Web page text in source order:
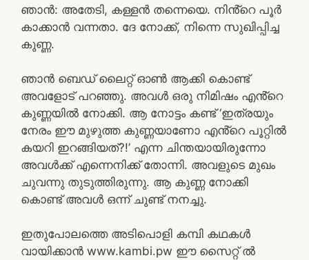
ഞാൻ: അതേടി, കള്ളൻ തന്നെയെ. നിൻ്റെ പൂർ
കാക്കാൻ വന്നതാ. ദേ നോക്ക്, നിന്നെ സുഖിപ്പിച്ച
കുണ്ണ.
ഞാൻ ബെഡ് ലൈറ്റ് ഓൺ ആക്കി കൊണ്ട്
അവളോട് പറഞ്ഞു. അവൾ ഒരു നിമിഷം എൻ്റെ
കുണ്ണയിൽ നോക്കി. ആ നോട്ടം കണ്ട് ‘ഇത്രയും
നേരം ഈ മുഴുത്ത കുണ്ണയാണോ എൻ്റെ പൂറ്റിൽ
കയറി ഇറങ്ങിയത്?!’ എന്ന ചിന്തയായിരുന്നോ
അവൾക്ക് എന്നെനിക്ക് തോന്നി. അവളുടെ മുഖം
ചുവന്നു തുടുത്തിരുന്നു. ആ കുണ്ണ നോക്കി
കൊണ്ട് അവൾ ഒന്ന് ചുണ്ട് നനച്ചു.
ഇതുപോലത്തെ അടിപൊളി കമ്പി കഥകൾ
വായിക്കാൻ www.kambi.pw ഈ സൈറ്റ് ൽ